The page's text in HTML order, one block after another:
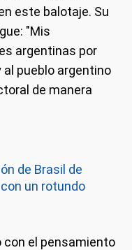
este balotaje. Su
"Mis
argentinas por
pueblo argentino
de manera
de Brasil de
un rotundo
el pensamiento